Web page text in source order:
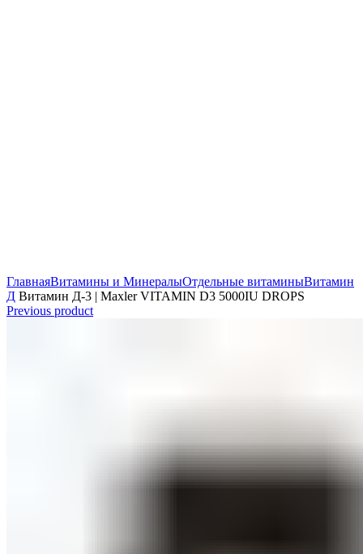
ГлавнаяВитамины и МинералыОтдельные витаминыВитамин
Д Витамин Д-3 | Maxler VITAMIN D3 5000IU DROPS
Previous product